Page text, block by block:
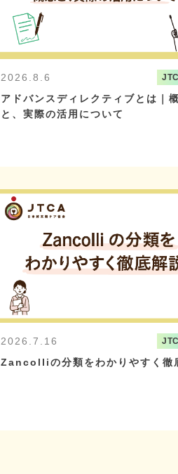
2026.8.6
アドバンスディレクティブとは｜
と、実際の活用について
2026.7.16
Zancolliの分類をわかりやすく徹